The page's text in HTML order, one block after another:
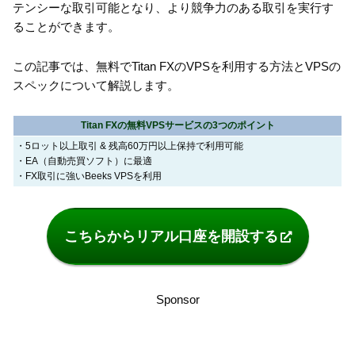
テンシーな取引可能となり、より競争力のある取引を実行す
ることができます。
この記事では、無料でTitan FXのVPSを利用する方法とVPSの
スペックについて解説します。
Titan FXの無料VPSサービスの3つのポイント
・5ロット以上取引 & 残高60万円以上保持で利用可能
・EA（自動売買ソフト）に最適
・FX取引に強いBeeks VPSを利用
こちらからリアル口座を開設する
Sponsor